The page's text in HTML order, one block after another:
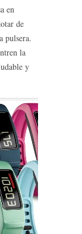
en
de
pulsera.
la
y